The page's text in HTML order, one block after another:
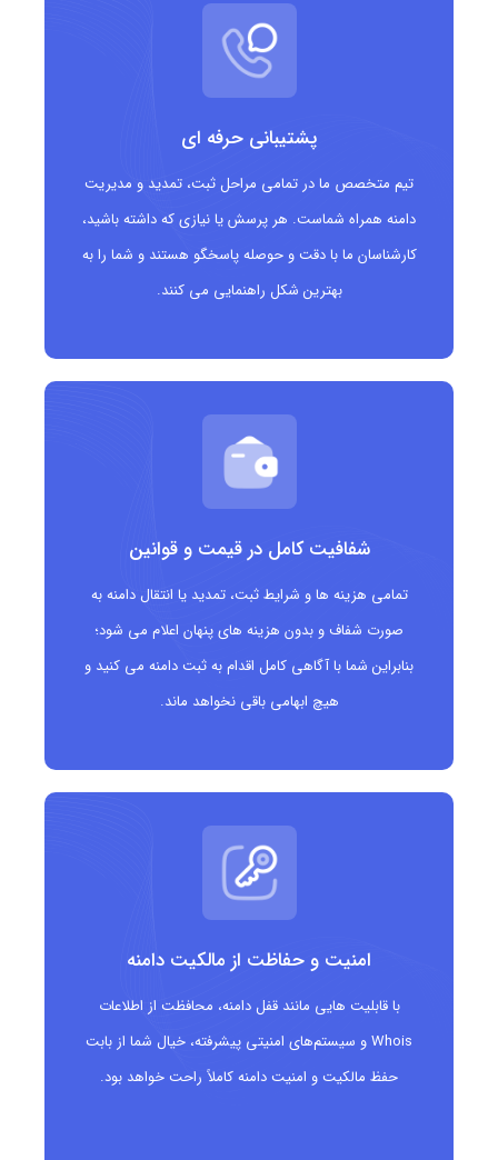
قابل استفاده برای کسب وکارهای کوچک و استارتاپ ها
که می خواهند هویت فردی و شخصی شده داشته
فرصت های عالی برای نام گذاری خلاقانه و کوتاه
دامنه ای به یادماندنی که ارتباط مستقیم با مخاطب
محبوب برای بلاگرها، فریلنسرها و حرفه ای های مستقل
دامنه
استارتاپ ها و کسب وکارهای کوچک
بلاگرها، اینفلوئنسرها و تولیدکنندگان محتوا
فریلنسرها و مشاوران
پشتیبانی حرفه ای
تیم متخصص ما در تمامی مراحل ثبت، تمدید و مدیریت
دامنه همراه شماست. هر پرسش یا نیازی که داشته باشید،
کارشناسان ما با دقت و حوصله پاسخگو هستند و شما را به
بهترین شکل راهنمایی می کنند.
شفافیت کامل در قیمت و قوانین
تمامی هزینه ها و شرایط ثبت، تمدید یا انتقال دامنه به
صورت شفاف و بدون هزینه های پنهان اعلام می شود؛
بنابراین شما با آگاهی کامل اقدام به ثبت دامنه می کنید و
هیچ ابهامی باقی نخواهد ماند.
امنیت و حفاظت از مالکیت دامنه
با قابلیت هایی مانند قفل دامنه، محافظت از اطلاعات
Whois و سیستم‌های امنیتی پیشرفته، خیال شما از بابت
حفظ مالکیت و امنیت دامنه کاملاً راحت خواهد بود.